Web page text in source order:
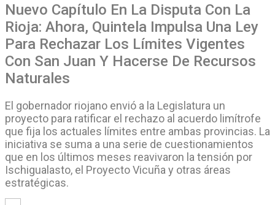
Nuevo Capítulo En La Disputa Con La
Rioja: Ahora, Quintela Impulsa Una Ley
Para Rechazar Los Límites Vigentes
Con San Juan Y Hacerse De Recursos
Naturales
El gobernador riojano envió a la Legislatura un
proyecto para ratificar el rechazo al acuerdo limítrofe
que fija los actuales límites entre ambas provincias. La
iniciativa se suma a una serie de cuestionamientos
que en los últimos meses reavivaron la tensión por
Ischigualasto, el Proyecto Vicuña y otras áreas
estratégicas.